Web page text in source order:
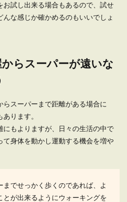
お試し出来る場合もあるので、試せ
な感じか確かめるのもいいでしょ
らスーパーが遠いな
スーパーまで距離がある場合に
ります。
にもよりますが、日々の生活の中で
て身体を動かし運動する機会を増や
までせっかく歩くのであれば、よ
とが出来るようにウォーキングを